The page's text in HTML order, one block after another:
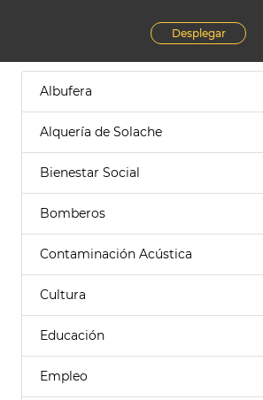
Desplegar
Albufera
Alquería de Solache
Bienestar Social
Bomberos
Contaminación Acústica
Cultura
Educación
Empleo